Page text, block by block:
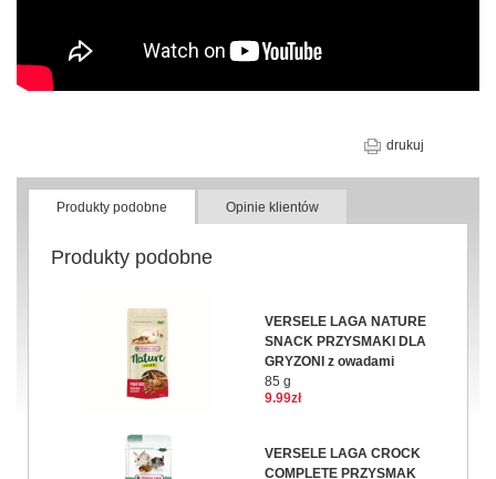
drukuj
Produkty podobne Opinie klientów
Produkty podobne
VERSELE LAGA NATURE
SNACK PRZYSMAKI DLA
GRYZONI z owadami
85 g
9.99zł
VERSELE LAGA CROCK
COMPLETE PRZYSMAK